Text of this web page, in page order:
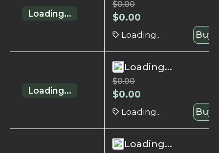
Loading...
$0.00
$0.00
Loading... Buy
Loading...
Loading...
$0.00
$0.00
Loading... Buy
Loading...